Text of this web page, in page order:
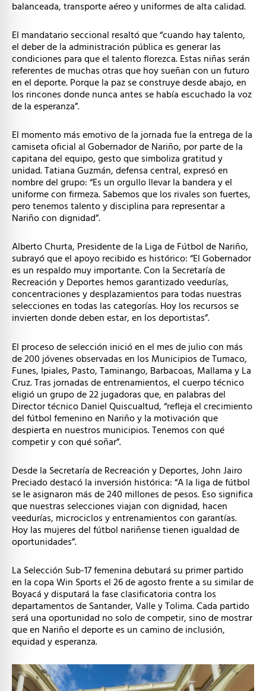
balanceada, transporte aéreo y uniformes de alta calidad.
El mandatario seccional resaltó que “cuando hay talento,
el deber de la administración pública es generar las
condiciones para que el talento florezca. Estas niñas serán
referentes de muchas otras que hoy sueñan con un futuro
en el deporte. Porque la paz se construye desde abajo, en
los rincones donde nunca antes se había escuchado la voz
de la esperanza”.
El momento más emotivo de la jornada fue la entrega de la
camiseta oficial al Gobernador de Nariño, por parte de la
capitana del equipo, gesto que simboliza gratitud y
unidad. Tatiana Guzmán, defensa central, expresó en
nombre del grupo: “Es un orgullo llevar la bandera y el
uniforme con firmeza. Sabemos que los rivales son fuertes,
pero tenemos talento y disciplina para representar a
Nariño con dignidad”.
Alberto Churta, Presidente de la Liga de Fútbol de Nariño,
subrayó que el apoyo recibido es histórico: “El Gobernador
es un respaldo muy importante. Con la Secretaría de
Recreación y Deportes hemos garantizado veedurías,
concentraciones y desplazamientos para todas nuestras
selecciones en todas las categorías. Hoy los recursos se
invierten donde deben estar, en los deportistas”.
El proceso de selección inició en el mes de julio con más
de 200 jóvenes observadas en los Municipios de Tumaco,
Funes, Ipiales, Pasto, Taminango, Barbacoas, Mallama y La
Cruz. Tras jornadas de entrenamientos, el cuerpo técnico
eligió un grupo de 22 jugadoras que, en palabras del
Director técnico Daniel Quiscualtud, “refleja el crecimiento
del fútbol femenino en Nariño y la motivación que
despierta en nuestros municipios. Tenemos con qué
competir y con qué soñar”.
Desde la Secretaría de Recreación y Deportes, John Jairo
Preciado destacó la inversión histórica: “A la liga de fútbol
se le asignaron más de 240 millones de pesos. Eso significa
que nuestras selecciones viajan con dignidad, hacen
veedurías, microciclos y entrenamientos con garantías.
Hoy las mujeres del fútbol nariñense tienen igualdad de
oportunidades”.
La Selección Sub-17 femenina debutará su primer partido
en la copa Win Sports el 26 de agosto frente a su similar de
Boyacá y disputará la fase clasificatoria contra los
departamentos de Santander, Valle y Tolima. Cada partido
será una oportunidad no solo de competir, sino de mostrar
que en Nariño el deporte es un camino de inclusión,
equidad y esperanza.